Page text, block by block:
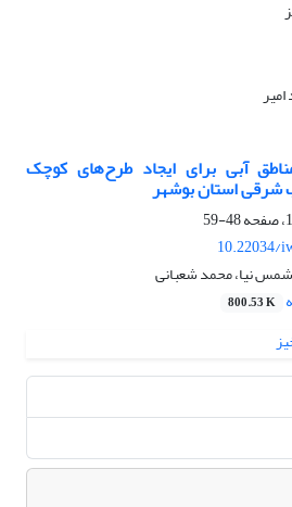
آبی ‌برای ‌ایجاد طرح‌های کوچک
شرقی استان بوشهر
48-59
10.22034/
نیا، محمد شعبانی
800.53 K